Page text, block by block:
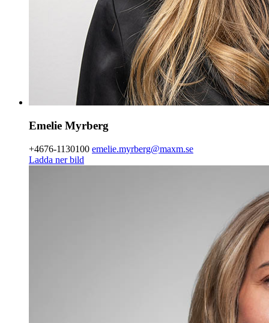
Emelie Myrberg
+4676-1130100 emelie.myrberg@maxm.se
Ladda ner bild